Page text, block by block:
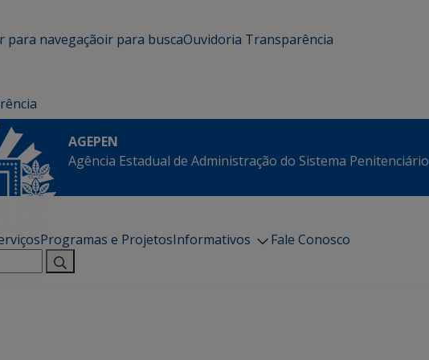
para navegaçãoir para buscaOuvidoria Transparência
AGEPEN
Agência Estadual de Administração do Sistema Penitenciário
Programas e ProjetosInformativos
Fale Conosco